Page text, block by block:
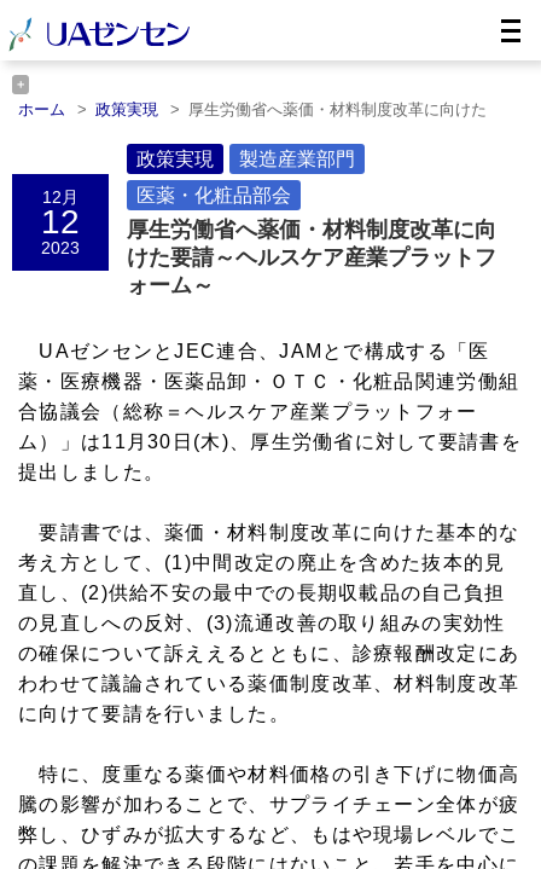
ホーム 政策実現
厚生労働省へ薬価・材料制度改革に向けた
製造産業部門
厚生労働省へ薬価・材料制度改革に向けた
ホーム
医薬・化粧品部会
厚生労働省へ薬価・材料制度改革に向
けた要……
12月
12
2023
政策実現
製造産業部門
医薬・化粧品部会
厚生労働省へ薬価・材料制度改革に向
けた要請～ヘルスケア産業プラットフ
ォーム～
UAゼンセンとJEC連合、JAMとで構成する「医
薬・医療機器・医薬品卸・ＯＴＣ・化粧品関連労働組
合協議会（総称＝ヘルスケア産業プラットフォー
ム）」は11月30日(木)、厚生労働省に対して要請書を
提出しました。
要請書では、薬価・材料制度改革に向けた基本的な
考え方として、(1)中間改定の廃止を含めた抜本的見
直し、(2)供給不安の最中での長期収載品の自己負担
の見直しへの反対、(3)流通改善の取り組みの実効性
の確保について訴ええるとともに、診療報酬改定にあ
わわせて議論されている薬価制度改革、材料制度改革
に向けて要請を行いました。
特に、度重なる薬価や材料価格の引き下げに物価高
騰の影響が加わることで、サプライチェーン全体が疲
弊し、ひずみが拡大するなど、もはや現場レベルでこ
の課題を解決できる段階にはないこと、若手を中心に